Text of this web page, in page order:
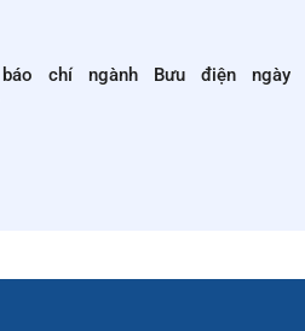
chí ngành Bưu điện ngày